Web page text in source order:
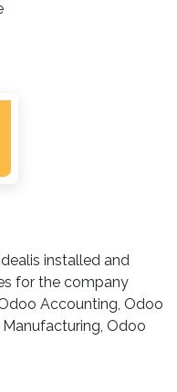
installed and
for the company
Accounting, Odoo
Odoo